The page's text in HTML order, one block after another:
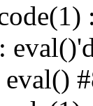
eval()